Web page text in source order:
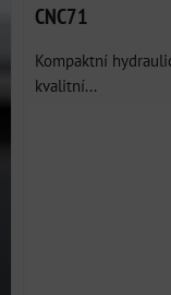
CNC71
Kompaktní
kvalitní...